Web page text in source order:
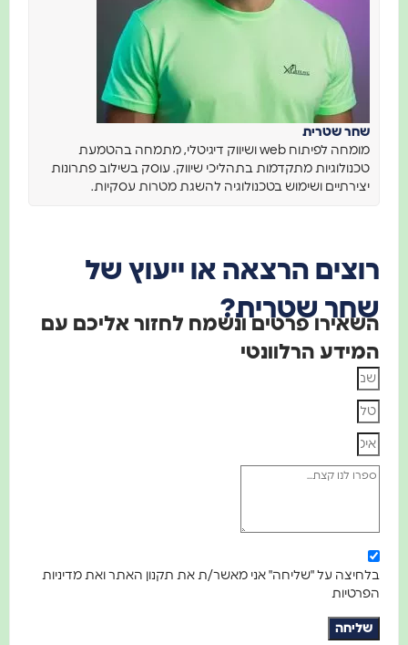
שחר שטרית
מומחה לפיתוח web ושיווק דיגיטלי, מתמחה בהטמעת
טכנולוגיות מתקדמות בתהליכי שיווק. עוסק בשילוב פתרונות
יצירתיים ושימוש בטכנולוגיה להשגת מטרות עסקיות.
רוצים הרצאה או ייעוץ של
שחר שטרית?
השאירו פרטים ונשמח לחזור אליכם עם
המידע הרלוונטי
בלחיצה על "שליחה" אני מאשר/ת את תקנון האתר ואת מדיניות
הפרטיות
שליחה